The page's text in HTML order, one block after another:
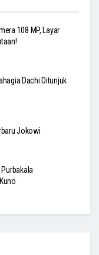
108 MP, Layar
Dachi Ditunjuk
Jokowi